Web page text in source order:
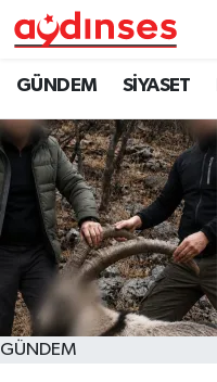
GÜNDEM SİYASET
GÜNDEM
GÜNDEM
SİYASET
EKONOMİ
DÜNYA
SPOR
MAGAZİN
Nöbetçi
Hava Durumu
Aydin Namaz
Trafik Durumu
Süper Lig Puan
Tüm Manşetler